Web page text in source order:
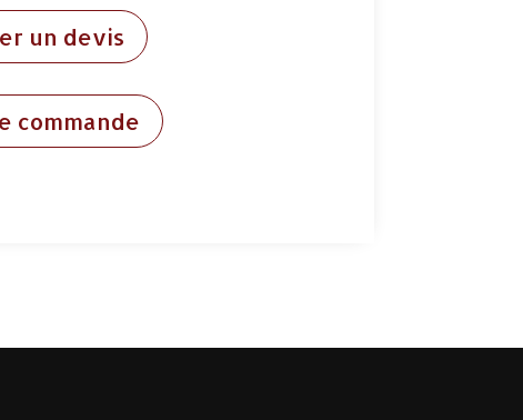
un devis
commande